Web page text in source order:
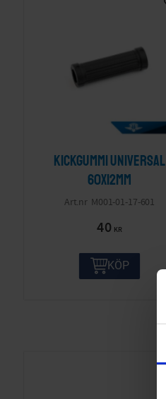
Kickgummi Universal
60x12mm
M001-01-17-601
40 KR
KÖP